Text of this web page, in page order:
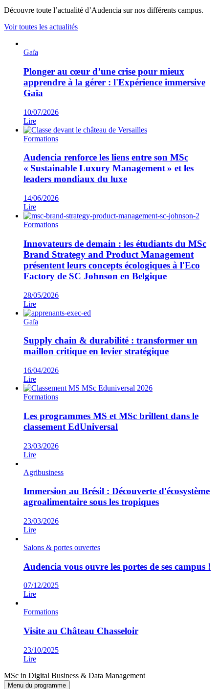
Découvre toute l’actualité d’Audencia sur nos différents campus.
Voir toutes les actualités
Gaïa
Plonger au cœur d’une crise pour mieux
apprendre à la gérer : l'Expérience immersive
Gaïa
10/07/2026
Lire
Formations
Audencia renforce les liens entre son MSc
« Sustainable Luxury Management » et les
leaders mondiaux du luxe
14/06/2026
Lire
Formations
Innovateurs de demain : les étudiants du MSc
Brand Strategy and Product Management
présentent leurs concepts écologiques à l'Eco
Factory de SC Johnson en Belgique
28/05/2026
Lire
Gaïa
Supply chain & durabilité : transformer un
maillon critique en levier stratégique​
16/04/2026
Lire
Formations
Les programmes MS et MSc brillent dans le
classement EdUniversal
23/03/2026
Lire
Agribusiness
Immersion au Brésil : Découverte d'écosystème
agroalimentaire sous les tropiques
23/03/2026
Lire
Salons & portes ouvertes
Audencia vous ouvre les portes de ses campus !
07/12/2025
Lire
Formations
Visite au Château Chasseloir
23/10/2025
Lire
MSc in Digital Business & Data Management
Menu du programme